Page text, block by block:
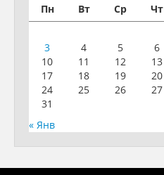
Пн Вт Ср Чт
3
4 5 6
10
11 12 13
17
18 19 20
24
25 26 27
31
« Янв